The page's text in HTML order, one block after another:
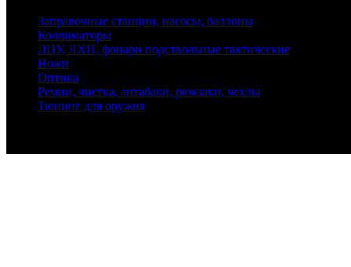
Заправочные станции, насосы, баллоны
Коллиматоры
ЛЦУ, ЛХП, фонари подствольные тактические
Ножи
Оптика
Ремни, чистка, антабаки, рюкзаки, чехлы
Тюнинг для оружия